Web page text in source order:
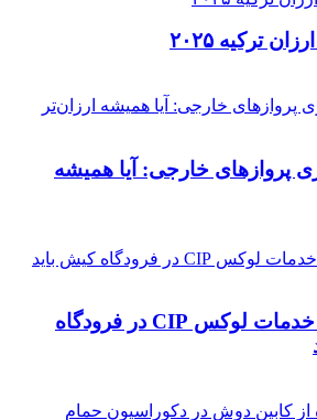
ترکیه ۲۰۲۵
پروازهای خارجی: آیا همیشه
هر آنچه درباره خدمات لوکس CIP در فرودگاه‌